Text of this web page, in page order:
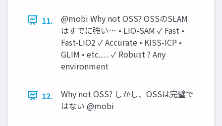
11.
@mobi Why not OSS? OSSのSLAM
はすでに強い… • LIO-SAM ✓ Fast •
Fast-LIO2 ✓ Accurate • KISS-ICP •
GLIM • etc.… ✓ Robust ? Any
environment
12.
Why not OSS? しかし、OSSは完璧で
はない @mobi